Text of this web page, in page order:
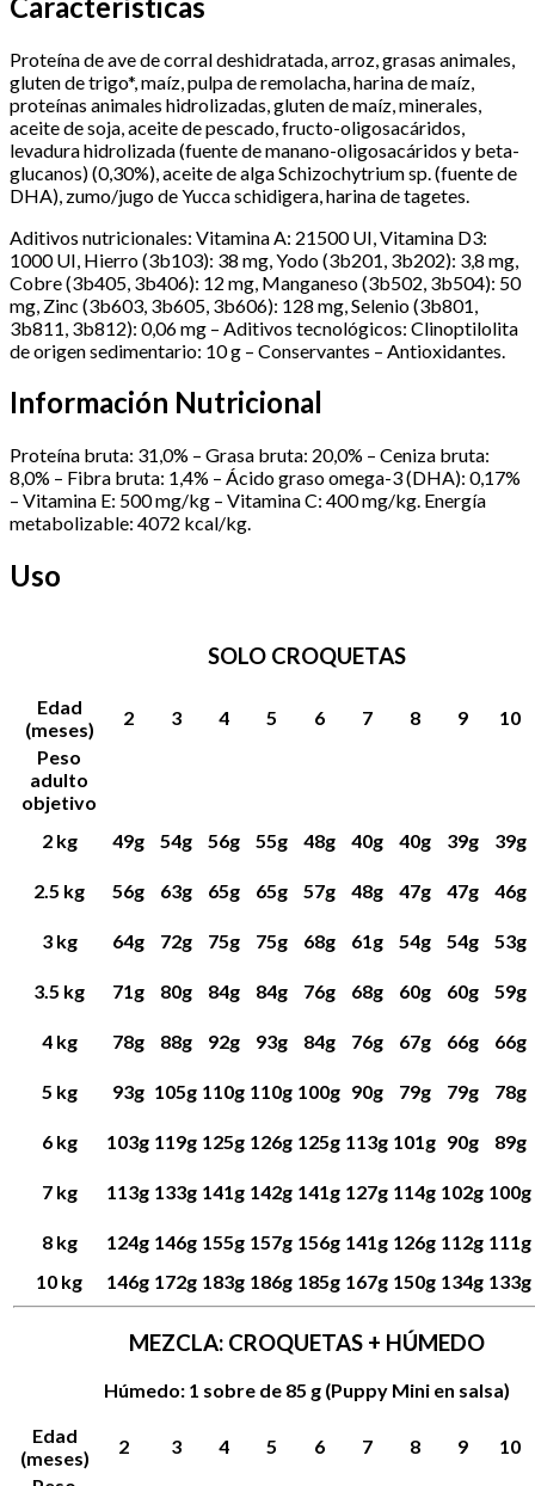
Proteína de ave de corral deshidratada, arroz, grasas animales,
gluten de trigo*, maíz, pulpa de remolacha, harina de maíz,
proteínas animales hidrolizadas, gluten de maíz, minerales,
aceite de soja, aceite de pescado, fructo-oligosacáridos,
levadura hidrolizada (fuente de manano-oligosacáridos y beta-
glucanos) (0,30%), aceite de alga Schizochytrium sp. (fuente de
DHA), zumo/jugo de Yucca schidigera, harina de tagetes.
Aditivos nutricionales: Vitamina A: 21500 UI, Vitamina D3:
1000 UI, Hierro (3b103): 38 mg, Yodo (3b201, 3b202): 3,8 mg,
Cobre (3b405, 3b406): 12 mg, Manganeso (3b502, 3b504): 50
mg, Zinc (3b603, 3b605, 3b606): 128 mg, Selenio (3b801,
3b811, 3b812): 0,06 mg – Aditivos tecnológicos: Clinoptilolita
de origen sedimentario: 10 g – Conservantes – Antioxidantes.
Información Nutricional
Proteína bruta: 31,0% – Grasa bruta: 20,0% – Ceniza bruta:
8,0% – Fibra bruta: 1,4% – Ácido graso omega-3 (DHA): 0,17%
– Vitamina E: 500 mg/kg – Vitamina C: 400 mg/kg. Energía
metabolizable: 4072 kcal/kg.
Uso
SOLO CROQUETAS
Edad
(meses)
2 3 4 5 6 7 8 9
10
Peso
adulto
objetivo
2 kg
49g 54g 56g 55g 48g 40g 40g 39g 39g
2.5 kg 56g 63g 65g 65g 57g 48g 47g 47g 46g
3 kg 64g 72g 75g 75g 68g 61g 54g 54g 53g
3.5 kg 71g 80g 84g 84g 76g 68g 60g 60g 59g
4 kg 78g 88g 92g 93g 84g 76g 67g 66g 66g
5 kg 93g 105g 110g 110g 100g 90g 79g 79g 78g
6 kg 103g 119g 125g 126g 125g 113g 101g 90g 89g
7 kg 113g 133g 141g 142g 141g 127g 114g 102g 100g
8 kg 124g 146g 155g 157g 156g 141g 126g 112g 111g
10 kg
146g 172g 183g 186g 185g 167g 150g 134g 133g
MEZCLA: CROQUETAS + HÚMEDO
Húmedo: 1 sobre de 85 g (Puppy Mini en salsa)
Edad
(meses)
2 3 4 5 6 7 8 9
10